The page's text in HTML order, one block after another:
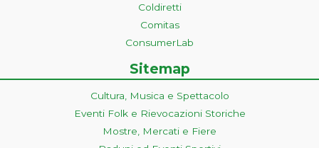
Coldiretti
Comitas
ConsumerLab
Sitemap
Cultura, Musica e Spettacolo
Eventi Folk e Rievocazioni Storiche
Mostre, Mercati e Fiere